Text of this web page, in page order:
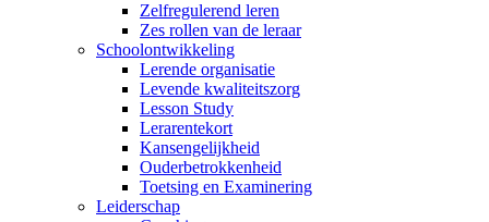
Zelfregulerend leren
Zes rollen van de leraar
Schoolontwikkeling
Lerende organisatie
Levende kwaliteitszorg
Lesson Study
Lerarentekort
Kansengelijkheid
Ouderbetrokkenheid
Toetsing en Examinering
Leiderschap